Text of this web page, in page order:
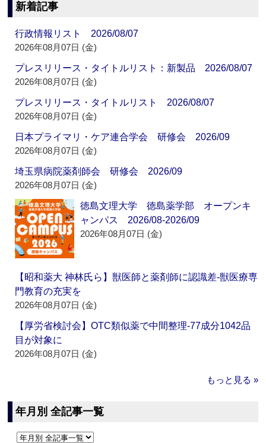
新着記事
行政情報リスト 2026/08/07
2026年08月07日 (金)
プレスリリース・タイトルリスト：新製品 2026/08/07
2026年08月07日 (金)
プレスリリース・タイトルリスト 2026/08/07
2026年08月07日 (金)
日本プライマリ・ケア連合学会 研修会 2026/09
2026年08月07日 (金)
埼玉県病院薬剤師会 研修会 2026/09
2026年08月07日 (金)
徳島文理大学 徳島薬学部 オープンキ
ャンパス 2026/08-2026/09
2026年08月07日 (金)
【昭和薬大 神林氏ら】獣医師と薬剤師に認識差‐獣医療専
門教育の充実を
2026年08月07日 (金)
【厚労省検討会】OTC類似薬で中間整理‐77成分1042品
目が対象に
2026年08月07日 (金)
もっと見る »
年月別 全記事一覧